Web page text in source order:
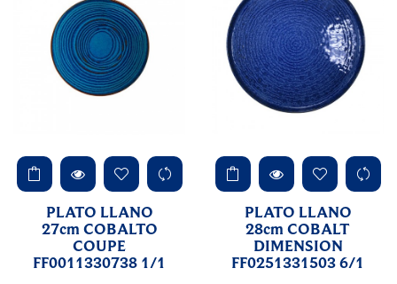
PLATO LLANO
27cm COBALTO
COUPE
FF0011330738 1/1
PLATO LLANO
28cm COBALT
DIMENSION
FF0251331503 6/1